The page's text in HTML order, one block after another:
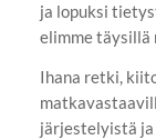
ja lopuksi
elimme täysillä
Ihana retki,
järjestelyistä